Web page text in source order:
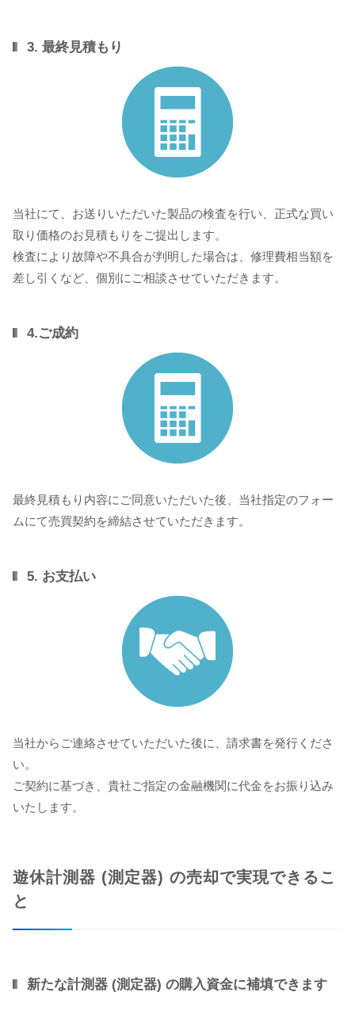
3. 最終見積もり
当社にて、お送りいただいた製品の検査を行い、正式な買い
取り価格のお見積もりをご提出します。
検査により故障や不具合が判明した場合は、修理費相当額を
差し引くなど、個別にご相談させていただきます。
4.ご成約
最終見積もり内容にご同意いただいた後、当社指定のフォー
ムにて売買契約を締結させていただきます。
5. お支払い
当社からご連絡させていただいた後に、請求書を発行くださ
い。
ご契約に基づき、貴社ご指定の金融機関に代金をお振り込み
いたします。
遊休計測器 (測定器) の売却で実現できるこ
と
新たな計測器 (測定器) の購入資金に補填できます